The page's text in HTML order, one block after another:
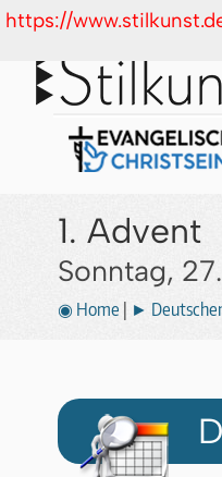
1. Advent
Sonntag,
◉ Home ►
https://